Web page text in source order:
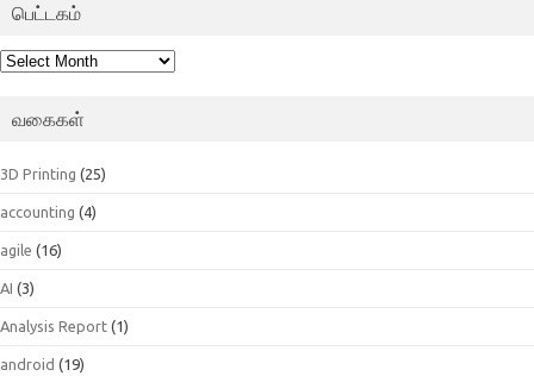
பெட்டகம்
பெட்டகம்
வகைகள்
3D Printing (25)
accounting (4)
agile (16)
AI (3)
Analysis Report (1)
android (19)